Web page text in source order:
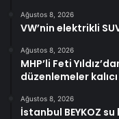
Ağustos 8, 2026
VW’nin elektrikli
Ağustos 8, 2026
MHP’li Feti
düzenlemeler
Ağustos 8, 2026
İstanbul BEYKOZ